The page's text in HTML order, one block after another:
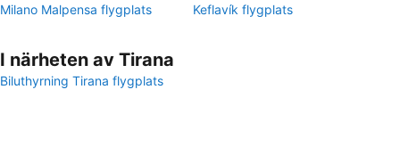
Milano Malpensa flygplats
Keflavík flygplats
I närheten av Tirana
Biluthyrning Tirana flygplats